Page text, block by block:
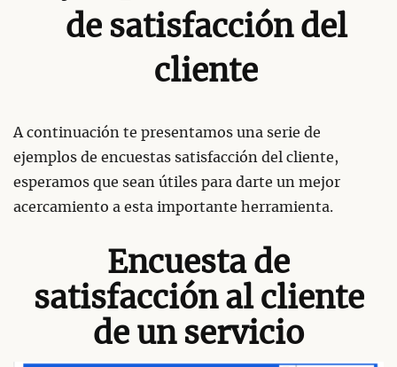
de satisfacción del
cliente
A continuación te presentamos una serie de
ejemplos de encuestas satisfacción del cliente,
esperamos que sean útiles para darte un mejor
acercamiento a esta importante herramienta.
Encuesta de
satisfacción al cliente
de un servicio